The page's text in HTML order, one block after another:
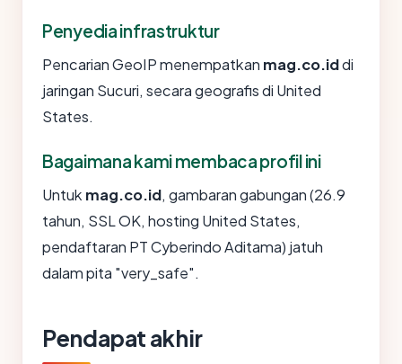
Penyedia infrastruktur
Pencarian GeoIP menempatkan mag.co.iddi
jaringan Sucuri, secara geografis di United
States.
Bagaimana kami membaca profil ini
Untuk mag.co.id, gambaran gabungan (26.9
tahun, SSL OK, hosting United States,
pendaftaran PT Cyberindo Aditama) jatuh
dalam pita "very_safe".
Pendapat akhir